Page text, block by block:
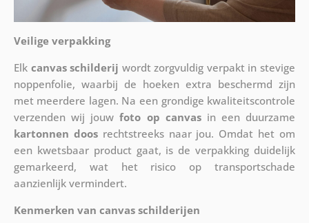
Veilige verpakking
Elk canvas schilderij wordt zorgvuldig verpakt in stevige
noppenfolie, waarbij de hoeken extra beschermd zijn
met meerdere lagen. Na een grondige kwaliteitscontrole
verzenden wij jouwfoto op canvasin een duurzame
kartonnen doosrechtstreeks naar jou. Omdat het om
een kwetsbaar product gaat, is de verpakking duidelijk
gemarkeerd, wat het risico op transportschade
aanzienlijk vermindert.
Kenmerken van canvas schilderijen